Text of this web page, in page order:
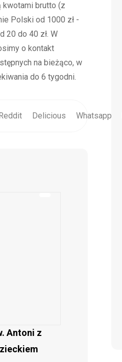
kwotami brutto (z
Polski od 1000 zł -
20 do 40 zł. W
o kontakt
na bieżąco, w
do 6 tygodni.
Delicious Whatsapp
Antoni z